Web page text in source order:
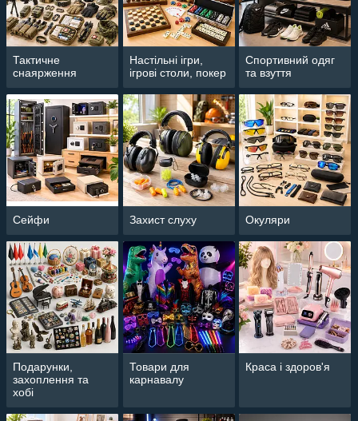
Тактичне
снаярження
Настільні ігри,
ігрові столи, покер
Спортивний одяг
та взуття
Сейфи Захист слуху Окуляри
Подарунки,
захоплення та
хобі
Товари для
карнавалу
Краса і здоров'я